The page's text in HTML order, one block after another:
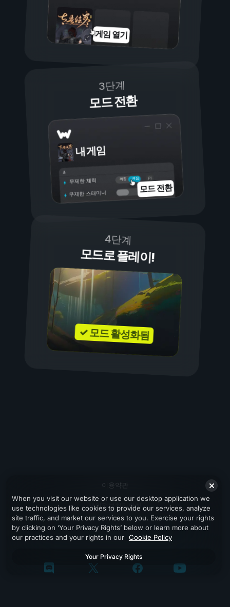
게임 열기
3단계
모드 전환
내 게임
켜짐
꺼짐
무제한 체력
무제한 스태미너 모드 전환
4단계
모드로 플레이!
✓ 모드 활성화됨
이용약관
개인정보처리방침
지원
When you visit our website or use our desktop application we
use technologies like cookies to provide our services, analyze
site traffic, and market our services to you. Exercise your rights
by clicking on ‘Your Privacy Rights’ below or learn more about
our practices and your rights in our Cookie Policy
Your Privacy Rights